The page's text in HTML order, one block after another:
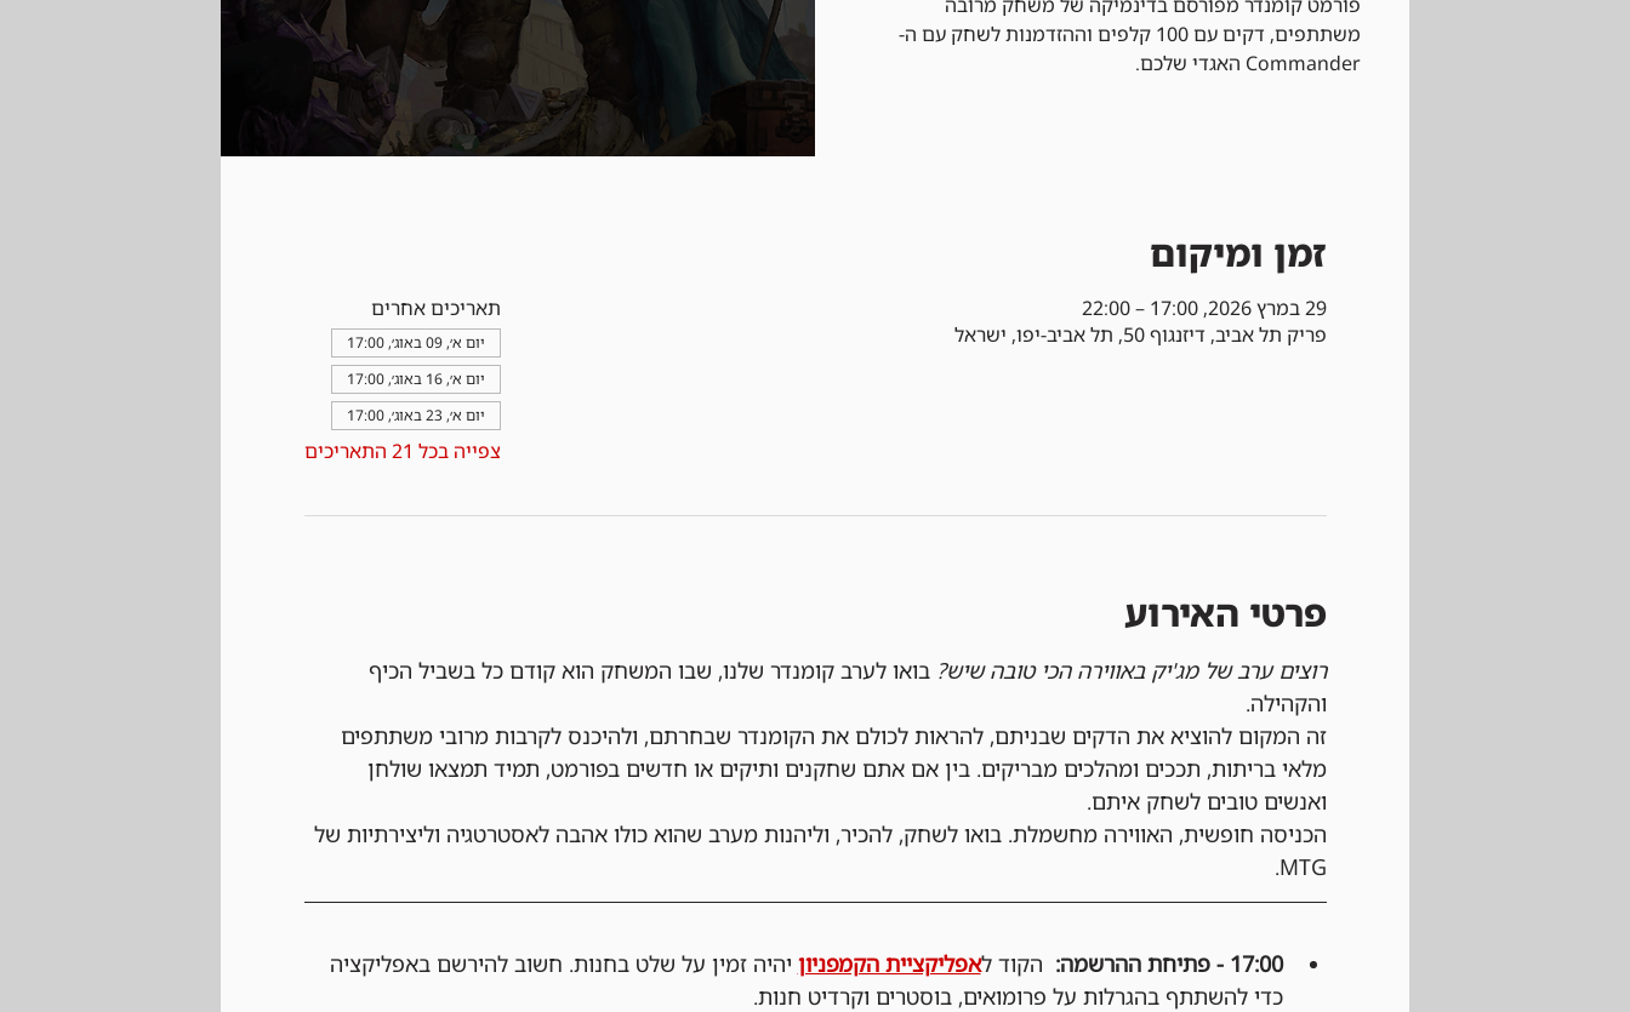
משתתפים, דקים עם 100 קלפים וההזדמנות לשחק עם ה-
Commander האגדי שלכם.
זמן ומיקום
29 במרץ 2026, 17:00 – 22:00
פריק תל אביב, דיזנגוף 50, תל אביב-יפו, ישראל
תאריכים אחרים
יום א׳, 09 באוג׳, 17:00
יום א׳, 16 באוג׳, 17:00
יום א׳, 23 באוג׳, 17:00
צפייה בכל 21 התאריכים
פרטי האירוע
רוצים ערב של מג'יק באווירה הכי טובה שיש? בואו לערב קומנדר שלנו, שבו המשחק הוא קודם כל בשביל הכיף
והקהילה.
זה המקום להוציא את הדקים שבניתם, להראות לכולם את הקומנדר שבחרתם, ולהיכנס לקרבות מרובי משתתפים
מלאי בריתות, תככים ומהלכים מבריקים. בין אם אתם שחקנים ותיקים או חדשים בפורמט, תמיד תמצאו שולחן
ואנשים טובים לשחק איתם.
הכניסה חופשית, האווירה מחשמלת. בואו לשחק, להכיר, וליהנות מערב שהוא כולו אהבה לאסטרטגיה וליצירתיות של
MTG.
17:00 - פתיחת ההרשמה: הקוד לאפליקציית הקמפניון יהיה זמין על שלט בחנות. חשוב להירשם באפליקציה
כדי להשתתף בהגרלות על פרומואים, בוסטרים וקרדיט חנות.